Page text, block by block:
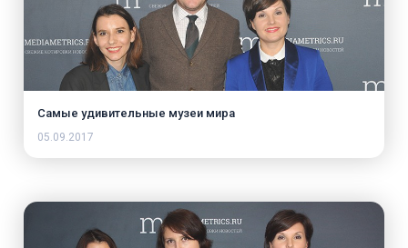
Самые удивительные музеи мира
05.09.2017